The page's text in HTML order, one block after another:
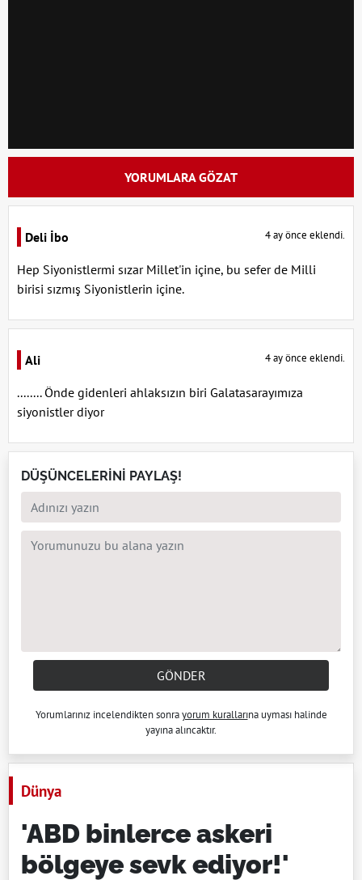
YORUMLARA GÖZAT
Deli İbo 4 ay önce eklendi.
Hep Siyonistlermi sızar Millet'in içine, bu sefer de Milli
birisi sızmış Siyonistlerin içine.
Ali 4 ay önce eklendi.
........ Önde gidenleri ahlaksızın biri Galatasarayımıza
siyonistler diyor
DÜŞÜNCELERİNİ PAYLAŞ!
GÖNDER
Yorumlarınız incelendikten sonrayorum kurallarına uyması halinde
yayına alıncaktır.
Dünya
'ABD binlerce askeri
bölgeye sevk ediyor!'